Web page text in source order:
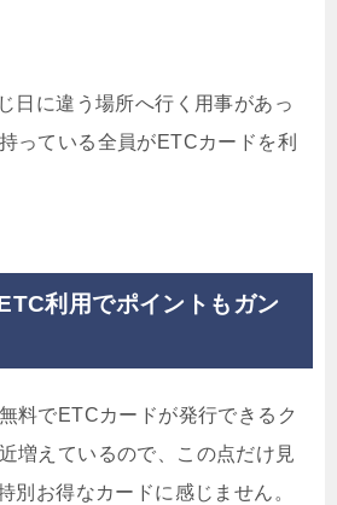
日に違う場所へ行く用事があっ
っている全員がETCカードを利
利用でポイントもガン
料でETCカードが発行できるク
増えているので、この点だけ見
別お得なカードに感じません。